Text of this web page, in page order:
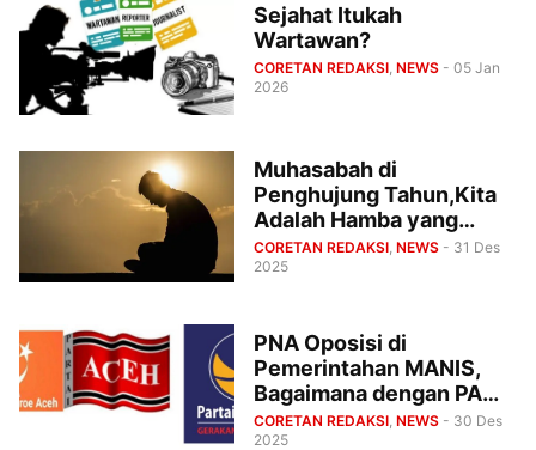
Sejahat Itukah
Wartawan?
CORETAN REDAKSI NEWS - 05 Jan
2026
Muhasabah di
Penghujung Tahun,Kita
Adalah Hamba yang
Lemah
CORETAN REDAKSI, NEWS - 31 Des
2025
PNA Oposisi di
Pemerintahan MANIS,
Bagaimana dengan PA
dan Nasdem?
CORETAN REDAKSI, NEWS - 30 Des
2025